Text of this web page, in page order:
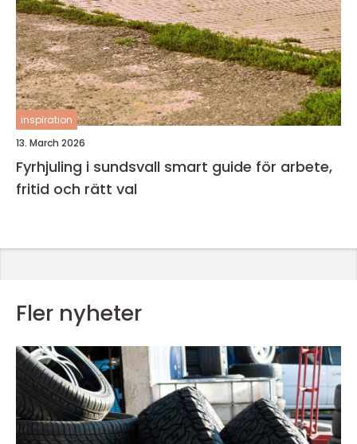
inspiration
13. March 2026
Fyrhjuling i sundsvall smart guide för arbete,
fritid och rätt val
Fler nyheter